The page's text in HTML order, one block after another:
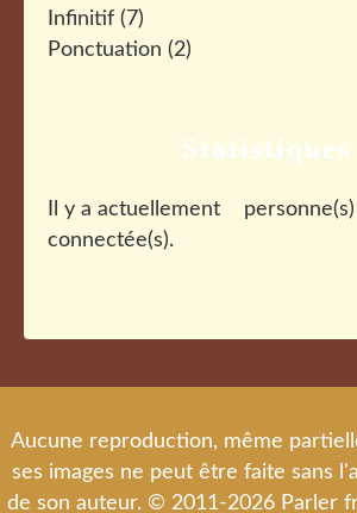
Infinitif (7)
Ponctuation (2)
Statistiques
Il y a actuellement
personne(s)
connectée(s).
Aucune reproduction, même
ses images ne peut être faite sans
de son auteur. © 2011-2026 Parler